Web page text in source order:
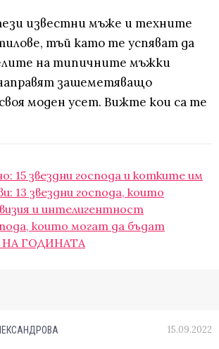
известни мъже и техните
тъй като те успяват да
на типичните мъжки
зашеметяващо
моден усет. Вижте кои са те
15 звездни господа и котките им
13 звездни господа, които
и интелигентност
които могат да бъдат
НА ГОДИНАТА
15.09.2022